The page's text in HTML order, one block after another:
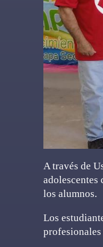
A través de
adolescentes
los alumnos.
Los
profesionales